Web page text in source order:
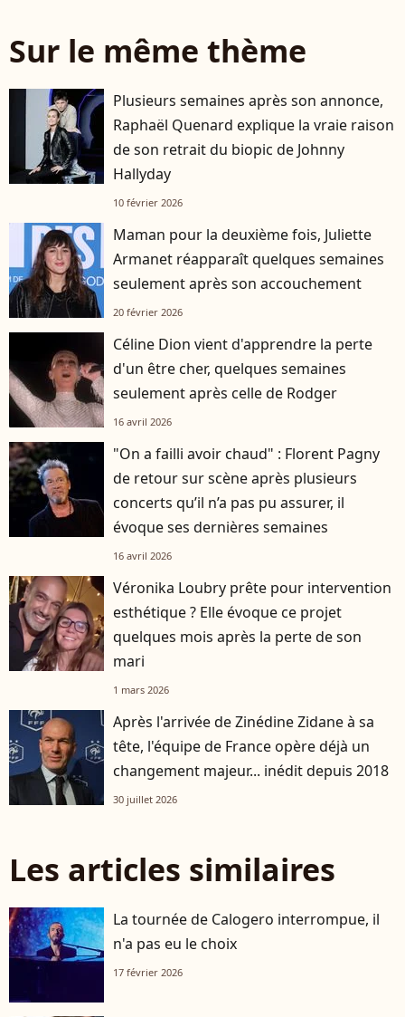
Sur le même thème
Plusieurs semaines après son annonce,
Raphaël Quenard explique la vraie raison
de son retrait du biopic de Johnny
Hallyday
10 février 2026
Maman pour la deuxième fois, Juliette
Armanet réapparaît quelques semaines
seulement après son accouchement
20 février 2026
Céline Dion vient d'apprendre la perte
d'un être cher, quelques semaines
seulement après celle de Rodger
16 avril 2026
"On a failli avoir chaud" : Florent Pagny
de retour sur scène après plusieurs
concerts qu’il n’a pas pu assurer, il
évoque ses dernières semaines
16 avril 2026
Véronika Loubry prête pour intervention
esthétique ? Elle évoque ce projet
quelques mois après la perte de son
mari
1 mars 2026
Après l'arrivée de Zinédine Zidane à sa
tête, l'équipe de France opère déjà un
changement majeur... inédit depuis 2018
30 juillet 2026
Les articles similaires
La tournée de Calogero interrompue, il
n'a pas eu le choix
17 février 2026